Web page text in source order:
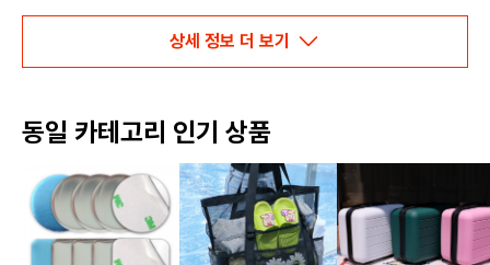
상세 정보 더 보기
동일 카테고리 인기 상품